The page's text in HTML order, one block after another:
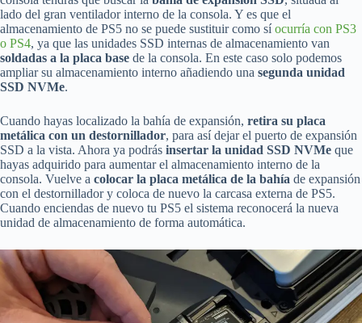
lado del gran ventilador interno de la consola. Y es que el
almacenamiento de PS5 no se puede sustituir como síocurría con PS3
o PS4, ya que las unidades SSD internas de almacenamiento van
soldadas a la placa base de la consola. En este caso solo podemos
ampliar su almacenamiento interno añadiendo una segunda unidad
SSD NVMe.
Cuando hayas localizado la bahía de expansión, retira su placa
metálica con un destornillador, para así dejar el puerto de expansión
SSD a la vista. Ahora ya podrás insertar la unidad SSD NVMe que
hayas adquirido para aumentar el almacenamiento interno de la
consola. Vuelve a colocar la placa metálica de la bahía de expansión
con el destornillador y coloca de nuevo la carcasa externa de PS5.
Cuando enciendas de nuevo tu PS5 el sistema reconocerá la nueva
unidad de almacenamiento de forma automática.